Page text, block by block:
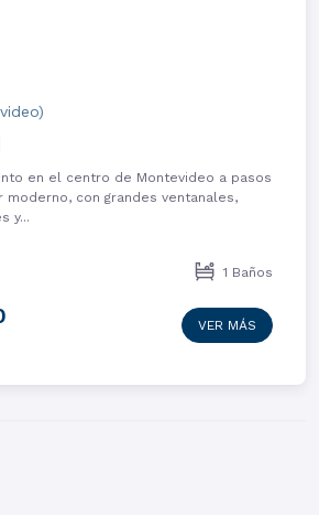
en el centro de Montevideo a pasos
moderno, con grandes ventanales,
y...
1 Baños
VER MÁS